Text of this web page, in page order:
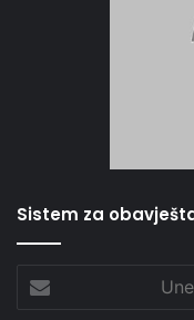
Sistem za
Email